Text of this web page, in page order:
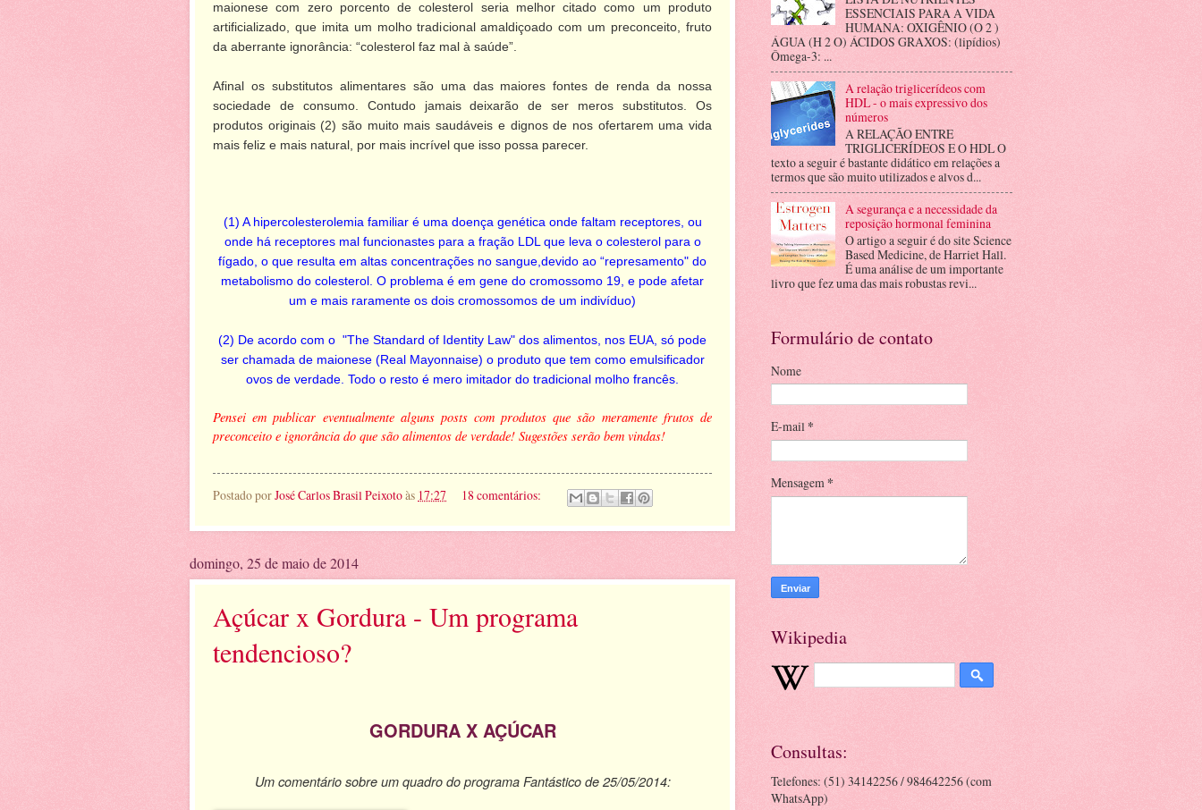
maionese com zero porcento de colesterol seria melhor citado como um produto
artificializado, que imita um molho tradicional amaldiçoado com um preconceito, fruto
da aberrante ignorância: “colesterol faz mal à saúde”.
Afinal os substitutos alimentares são uma das maiores fontes de renda da nossa
sociedade de consumo. Contudo jamais deixarão de ser meros substitutos. Os
produtos originais (2) são muito mais saudáveis e dignos de nos ofertarem uma vida
mais feliz e mais natural, por mais incrível que isso possa parecer.
(1) A hipercolesterolemia familiar é uma doença genética onde faltam receptores, ou
onde há receptores mal funcionastes para a fração LDL que leva o colesterol para o
fígado, o que resulta em altas concentrações no sangue,devido ao “represamento" do
metabolismo do colesterol. O problema é em gene do cromossomo 19, e pode afetar
um e mais raramente os dois cromossomos de um indivíduo)
(2) De acordo com o "The Standard of Identity Law" dos alimentos, nos EUA, só pode
ser chamada de maionese (Real Mayonnaise) o produto que tem como emulsificador
ovos de verdade. Todo o resto é mero imitador do tradicional molho francês.
Pensei em publicar eventualmente alguns posts com produtos que são meramente frutos de
preconceito e ignorância do que são alimentos de verdade! Sugestões serão bem vindas!
Postado porJosé Carlos Brasil Peixotoàs 17:27 18 comentários:
domingo, 25 de maio de 2014
Açúcar x Gordura - Um programa
tendencioso?
GORDURA X AÇÚCAR
Um comentário sobre um quadro do programa Fantástico de 25/05/2014:
ESSENCIAIS PARA A VIDA
HUMANA: OXIGÊNIO (O 2 )
ÁGUA (H 2 O) ÁCIDOS GRAXOS: (lipídios)
Ômega-3: ...
A relação triglicerídeos com
HDL - o mais expressivo dos
números
A RELAÇÃO ENTRE
TRIGLICERÍDEOS E O HDL O
texto a seguir é bastante didático em relações a
termos que são muito utilizados e alvos d...
A segurança e a necessidade da
reposição hormonal feminina
O artigo a seguir é do site Science
Based Medicine, de Harriet Hall.
É uma análise de um importante
livro que fez uma das mais robustas revi...
Formulário de contato
Nome
E-mail *
Mensagem *
Wikipedia
Consultas:
Telefones: (51) 34142256 / 984642256 (com
WhatsApp)